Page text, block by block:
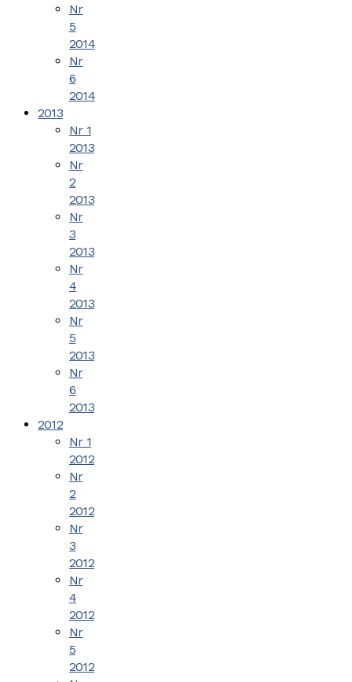
Nr
5
2014
Nr
6
2014
2013
Nr 1
2013
Nr
2
2013
Nr
3
2013
Nr
4
2013
Nr
5
2013
Nr
6
2013
2012
Nr 1
2012
Nr
2
2012
Nr
3
2012
Nr
4
2012
Nr
5
2012